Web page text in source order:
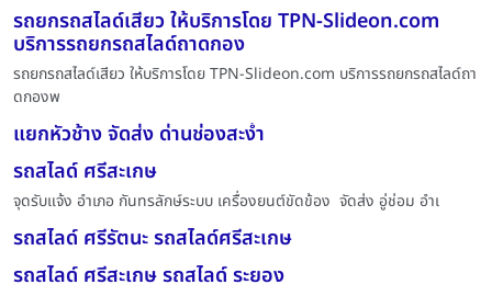
รถยกรถสไลด์เสียว ให้บริการโดย TPN-Slideon.com
บริการรถยกรถสไลด์ถาดกอง
รถยกรถสไลด์เสียว ให้บริการโดย TPN-Slideon.com บริการรถยกรถสไลด์ถา
ดกองพ
แยกหัวช้าง จัดส่ง ด่านช่องสะง่ำ
รถสไลด์ ศรีสะเกษ
จุดรับแจ้ง อำเภอ กันทรลักษ์ระบบ เครื่องยนต์ขัดข้อง จัดส่ง อู่ช่อม อำเ
รถสไลด์ ศรีรัตนะ รถสไลด์ศรีสะเกษ
รถสไลด์ ศรีสะเกษ รถสไลด์ ระยอง